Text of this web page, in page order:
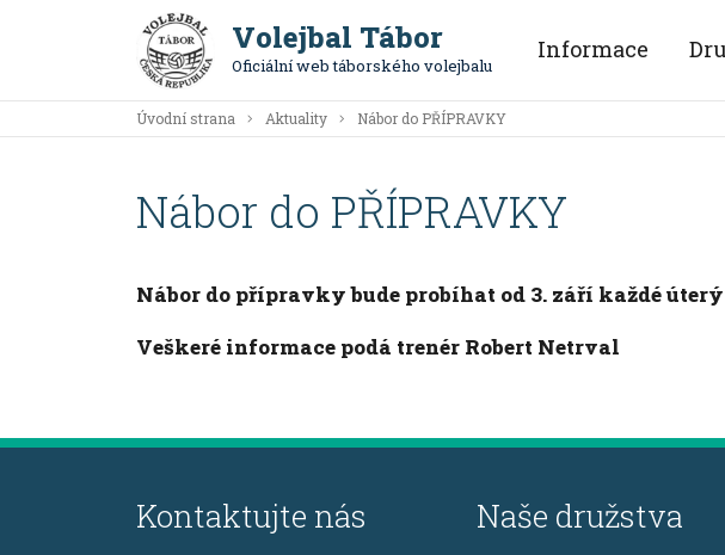
Volejbal Tábor
Oficiální web táborského volejbalu
Informace
Úvodní strana Aktuality Nábor do PŘÍPRAVKY
Nábor do PŘÍPRAVKY
Nábor do přípravky bude probíhat od 3. září každé úterý
Veškeré informace podá trenér Robert Netrval
Kontaktujte nás Naše družstva